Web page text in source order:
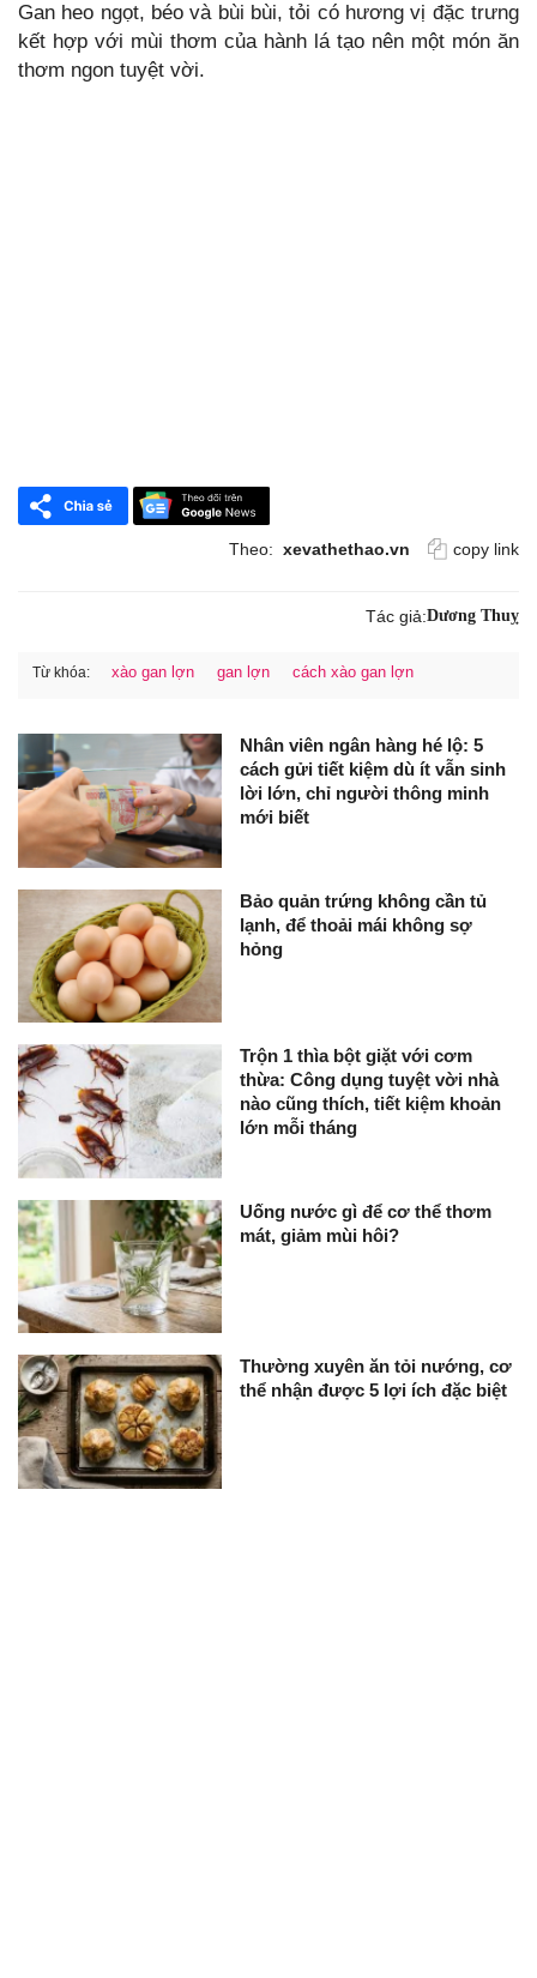
Gan heo ngọt, béo và bùi bùi, tỏi có hương vị đặc trưng
kết hợp với mùi thơm của hành lá tạo nên một món ăn
thơm ngon tuyệt vời.
Theo: xevathethao.vn copy link
Tác giả:Dương Thuỵ
Từ khóa: xào gan lợn gan lợn cách xào gan lợn
Nhân viên ngân hàng hé lộ: 5
cách gửi tiết kiệm dù ít vẫn sinh
lời lớn, chỉ người thông minh
mới biết
Bảo quản trứng không cần tủ
lạnh, để thoải mái không sợ
hỏng
Trộn 1 thìa bột giặt với cơm
thừa: Công dụng tuyệt vời nhà
nào cũng thích, tiết kiệm khoản
lớn mỗi tháng
Uống nước gì để cơ thể thơm
mát, giảm mùi hôi?
Thường xuyên ăn tỏi nướng, cơ
thể nhận được 5 lợi ích đặc biệt